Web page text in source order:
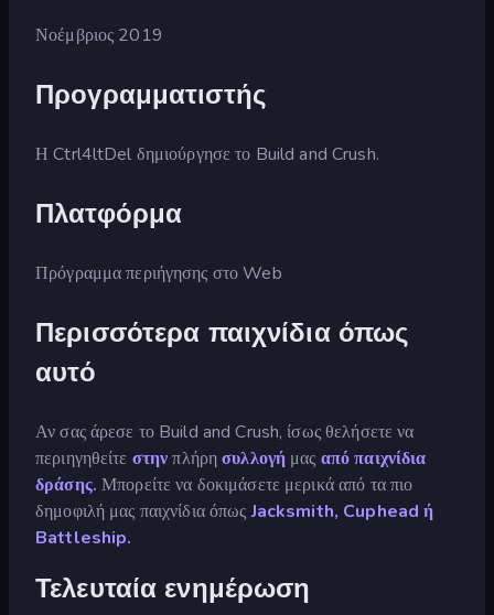
Νοέμβριος 2019
Προγραμματιστής
Η Ctrl4ltDel δημιούργησε το Build and Crush.
Πλατφόρμα
Πρόγραμμα περιήγησης στο Web
Περισσότερα παιχνίδια όπως
αυτό
Αν σας άρεσε το Build and Crush, ίσως θελήσετε να
περιηγηθείτε στηνπλήρησυλλογή μας από παιχνίδια
δράσης. Μπορείτε να δοκιμάσετε μερικά από τα πιο
δημοφιλή μας παιχνίδια όπωςJacksmith, Cuphead ή
Battleship.
Τελευταία ενημέρωση